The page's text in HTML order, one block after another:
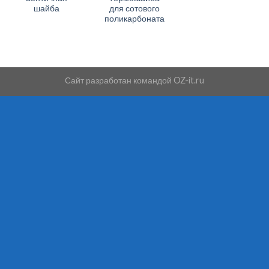
шайба
для сотового
поликарбоната
Сайт разработан командой OZ-it.ru